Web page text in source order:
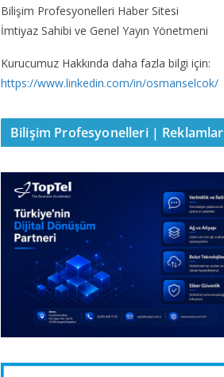
Bilişim Profesyonelleri Haber Sitesi
İmtiyaz Sahibi ve Genel Yayın Yönetmeni
Kurucumuz Hakkında daha fazla bilgi için:
https://www.linkedin.com/in/osmanselcok/
Bilişim Profesyonelleri | Reklamlar